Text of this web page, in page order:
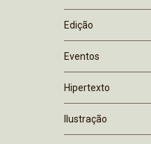
Edição
Eventos
Hipertexto
Ilustração